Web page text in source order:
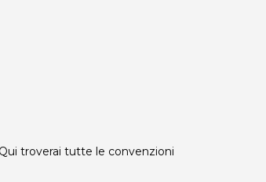
troverai tutte le convenzioni